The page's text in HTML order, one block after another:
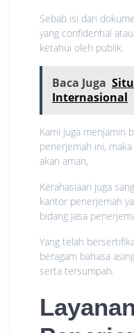
Sebab isi dari
yang confidential
ketahui oleh publik.
Baca Juga
Internasional
Kami juga menjamin
penerjemah ini,
akan aman,
Kerahasiaan juga
kantor penerjemah
bidang jasa
Yang telah
beragam bahasa
serta tersumpah.